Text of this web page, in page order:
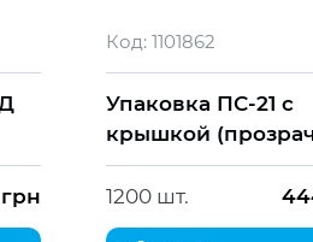
грн
Код: 1101862
Упаковка ПС-21 с
крышкой
1200 шт.